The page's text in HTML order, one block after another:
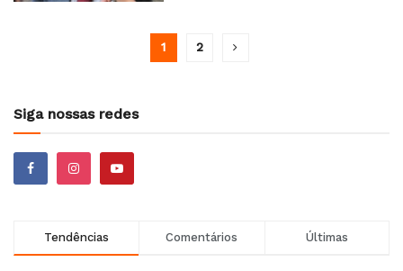
1 2
Siga nossas redes
Tendências Comentários Últimas